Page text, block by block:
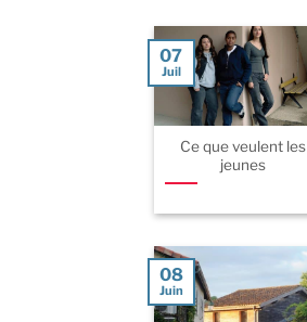
Ce que veulent les
jeunes
07
Juil
08
Juin